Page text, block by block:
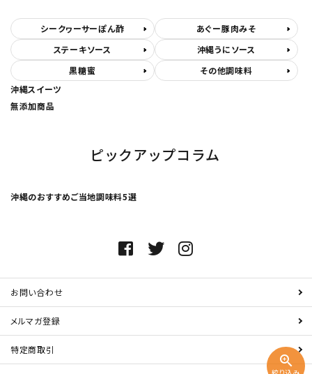
zoom_in
シークヮーサーぽん酢
あぐー豚肉みそ
ステーキソース
沖縄うにソース
黒糖蜜
その他調味料
沖縄スイーツ
無添加商品
ピックアップコラム
沖縄のおすすめご当地調味料5選
お問い合わせ
メルマガ登録
特定商取引